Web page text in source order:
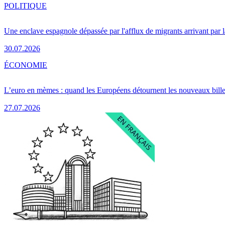
Une enclave espagnole dépassée par l'afflux de migrants arrivant par
30.07.2026
POLITIQUE
L’euro en mèmes : quand les Européens détournent les nouveaux
27.07.2026
ÉCONOMIE